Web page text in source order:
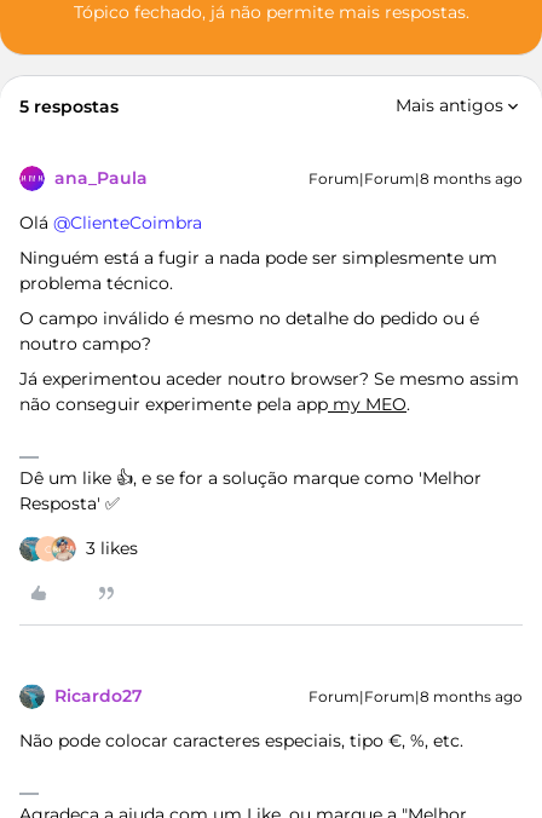
Tópico fechado, já não permite mais respostas.
5 respostas Mais antigos
ana_Paula Forum|Forum|8 months ago
Olá ​ @ClienteCoimbra
Ninguém está a fugir a nada pode ser simplesmente um
problema técnico.
O campo inválido é mesmo no detalhe do pedido ou é
noutro campo?
Já experimentou aceder noutro browser? Se mesmo assim
não conseguir experimente pela app my MEO.
Dê um like 👍, e se for a solução marque como 'Melhor
Resposta' ✅
C 3 likes
Ricardo27 Forum|Forum|8 months ago
Não pode colocar caracteres especiais, tipo €, %, etc.